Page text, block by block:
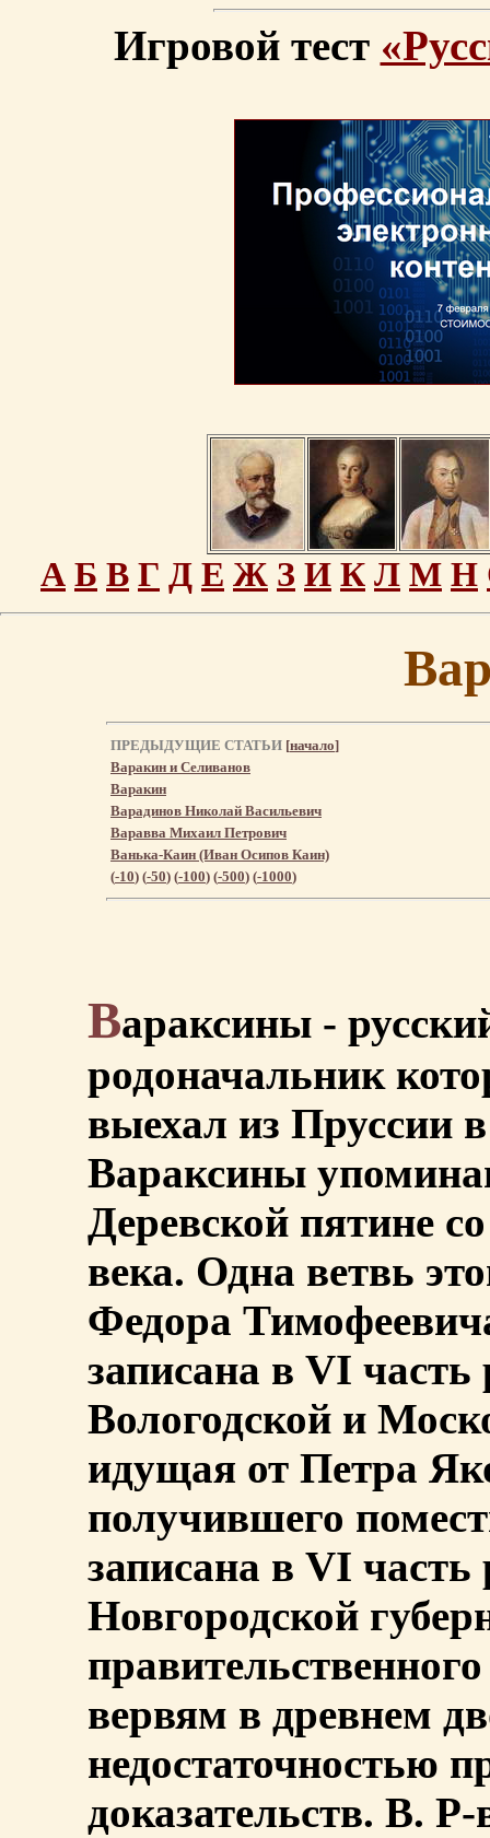
Игровой тест
А Б В Г Д Е Ж З И К Л М Н
ПРЕДЫДУЩИЕ СТАТЬИ [начало]
Варакин и Селиванов
Варакин
Варадинов Николай Васильевич
Варавва Михаил Петрович
Ванька-Каин (Иван Осипов Каин)
(-10) (-50) (-100) (-500) (-1000)
Вараксины -
родоначальник
выехал из Пруссии
Вараксины
Деревской пятине
века. Одна ветвь
Федора
записана в VI
Вологодской и
идущая от Петра
получившего
записана в VI
Новгородской
вервям в древнем
недостаточностью
доказательств. В. Р-